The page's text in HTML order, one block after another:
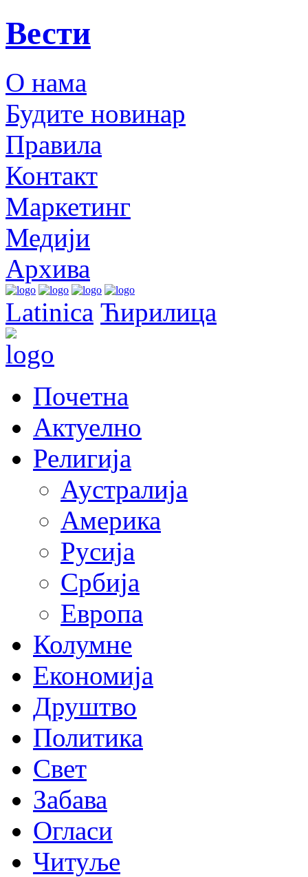
Вести
О нама
Будите новинар
Правила
Контакт
Маркетинг
Медији
Архива
Latinica Ћирилица
Почетна
Актуелно
Религија
Аустралија
Америка
Русија
Србија
Европа
Колумне
Економија
Друштво
Политика
Свет
Забава
Огласи
Читуље